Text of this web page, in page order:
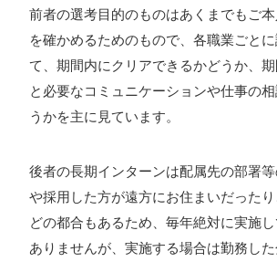
前者の選考目的のものはあくまでもご
を確かめるためのもので、各職業ごと
て、期間内にクリアできるかどうか、
と必要なコミュニケーションや仕事の
うかを主に見ています。
後者の長期インターンは配属先の部署
や採用した方が遠方にお住まいだった
どの都合もあるため、毎年絶対に実施
ありませんが、実施する場合は勤務し